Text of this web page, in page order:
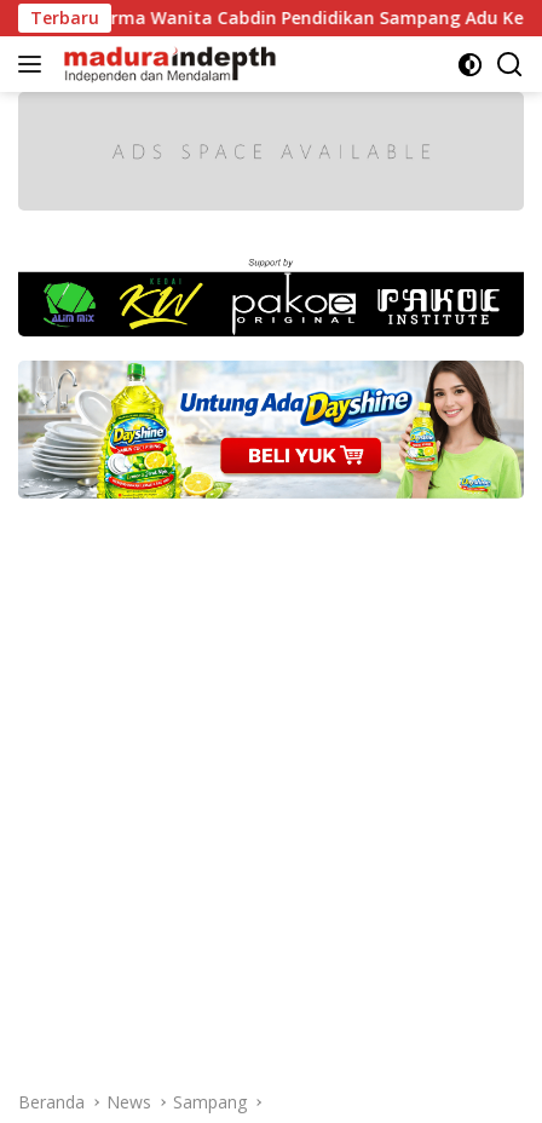
Langsung
ke
konten
Terbaru
Wanita Cabdin Pendidikan Sampang Adu Kekompakan
Beranda News Sampang